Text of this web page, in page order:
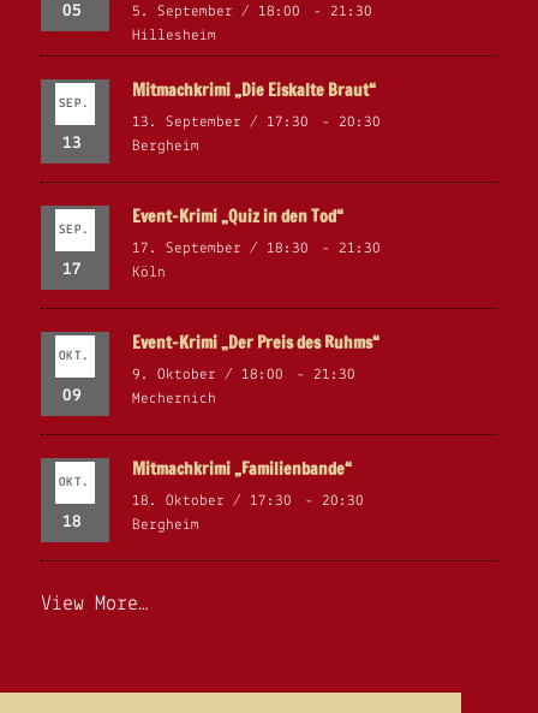
05 5. September / 18:00 - 21:30
Hillesheim
SEP.
13
Mitmachkrimi „Die Eiskalte Braut“
13. September / 17:30 - 20:30
Bergheim
SEP.
17
Event-Krimi „Quiz in den Tod“
17. September / 18:30 - 21:30
Köln
OKT.
09
Event-Krimi „Der Preis des Ruhms“
9. Oktober / 18:00 - 21:30
Mechernich
OKT.
18
Mitmachkrimi „Familienbande“
18. Oktober / 17:30 - 20:30
Bergheim
View More…